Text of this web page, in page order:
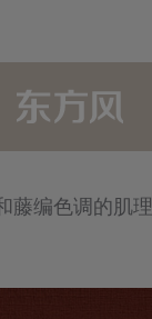
藤编色调的肌